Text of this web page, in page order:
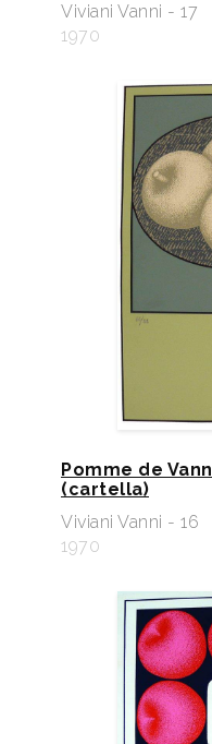
Viviani Vanni - 17
1970
Pomme de
(cartella)
Viviani Vanni - 16
1970